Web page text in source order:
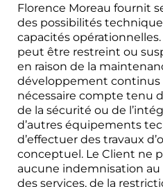
Florence Moreau fournit
des possibilités
capacités opérationnelles.
peut être restreint ou
en raison de la
développement continus
nécessaire compte tenu
de la sécurité ou de
d’autres équipements
d’effectuer des travaux
conceptuel. Le Client ne
aucune indemnisation
des services, de la